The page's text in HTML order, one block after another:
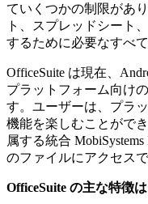
ていくつかの制限があ
ト、スプレッドシート
するために必要なすべ
OfficeSuite は現在、
プラットフォーム向け
す。ユーザーは、プラ
機能を楽しむことがで
属する統合
のファイルにアクセスで
OfficeSuite の主な特徴